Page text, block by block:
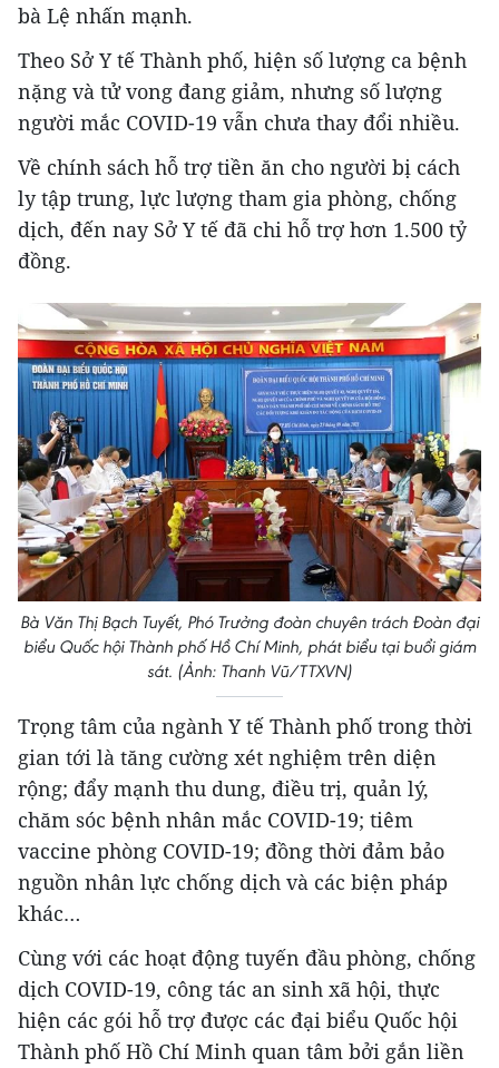
bà Lệ nhấn mạnh.
Theo Sở Y tế Thành phố, hiện số lượng ca bệnh
nặng và tử vong đang giảm, nhưng số lượng
người mắc COVID-19 vẫn chưa thay đổi nhiều.
Về chính sách hỗ trợ tiền ăn cho người bị cách
ly tập trung, lực lượng tham gia phòng, chống
dịch, đến nay Sở Y tế đã chi hỗ trợ hơn 1.500 tỷ
đồng.
Bà Văn Thị Bạch Tuyết, Phó Trưởng đoàn chuyên trách Đoàn đại
biểu Quốc hội Thành phố Hồ Chí Minh, phát biểu tại buổi giám
sát. (Ảnh: Thanh Vũ/TTXVN)
Trọng tâm của ngành Y tế Thành phố trong thời
gian tới là tăng cường xét nghiệm trên diện
rộng; đẩy mạnh thu dung, điều trị, quản lý,
chăm sóc bệnh nhân mắc COVID-19; tiêm
vaccine phòng COVID-19; đồng thời đảm bảo
nguồn nhân lực chống dịch và các biện pháp
khác…
Cùng với các hoạt động tuyến đầu phòng, chống
dịch COVID-19, công tác an sinh xã hội, thực
hiện các gói hỗ trợ được các đại biểu Quốc hội
Thành phố Hồ Chí Minh quan tâm bởi gắn liền